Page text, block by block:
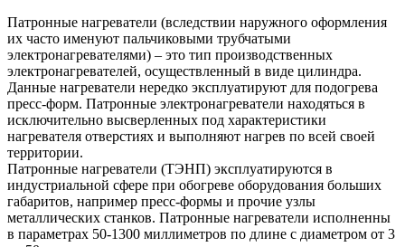
Патронные нагреватели (вследствии наружного оформления
их часто именуют пальчиковыми трубчатыми
электронагревателями) – это тип производственных
электронагревателей, осуществленный в виде цилиндра.
Данные нагреватели нередко эксплуатируют для подогрева
пресс-форм. Патронные электронагреватели находяться в
исключительно высверленных под характеристики
нагревателя отверстиях и выполняют нагрев по всей своей
территории.
Патронные нагреватели (ТЭНП) эксплуатируются в
индустриальной сфере при обогреве оборудования больших
габаритов, например пресс-формы и прочие узлы
металлических станков. Патронные нагреватели исполненны
в параметрах 50-1300 миллиметров по длине с диаметром от 3